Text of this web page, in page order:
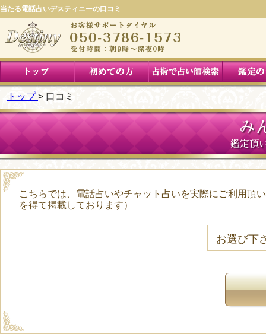
当たる電話占いデスティニーの口コミ
トップ 口コミ
み
鑑定頂
こちらでは、電話占いやチャット占いを実際にご利用頂
を得て掲載しております）